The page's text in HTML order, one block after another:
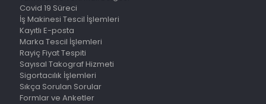
Covid 19 Süreci
İş Makinesi Tescil İşlemleri
Kayıtlı E-posta
Marka Tescil İşlemleri
Rayiç Fiyat Tespiti
Sayısal Takograf Hizmeti
Sigortacılık İşlemleri
Sıkça Sorulan Sorular
Formlar ve Anketler